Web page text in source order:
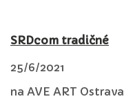
SRDcom tradičné
25/6/2021
na AVE ART Ostrava